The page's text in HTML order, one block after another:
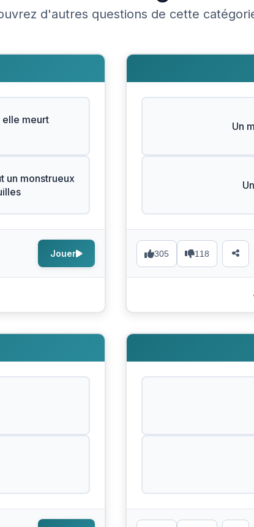
d'autres questions de cette
elle meurt
un monstrueux
Jouer
Un
305 118